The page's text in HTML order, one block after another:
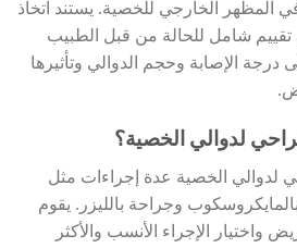
المظهر الخارجي للخصية. يستند اتخاذ
تقييم شامل للحالة من قبل الطبيب
درجة الإصابة وحجم الدوالي وتأثيرها
لدوالي الخصية؟
لدوالي الخصية عدة إجراءات مثل
وجراحة بالليزر. يقوم
واختيار الإجراء الأنسب والأكثر